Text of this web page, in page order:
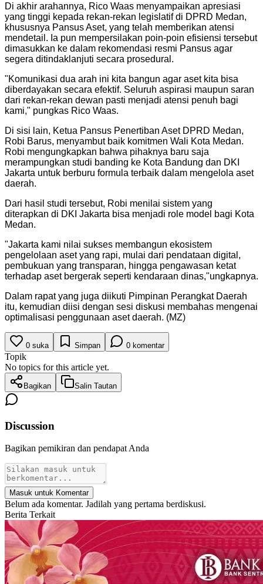
​Di akhir arahannya, Rico Waas menyampaikan apresiasi
yang tinggi kepada rekan-rekan legislatif di DPRD Medan,
khususnya Pansus Aset, yang telah memberikan atensi
mendetail. Ia pun mempersilakan poin-poin efisiensi tersebut
dimasukkan ke dalam rekomendasi resmi Pansus agar
segera ditindaklanjuti secara prosedural.
​"Komunikasi dua arah ini kita bangun agar aset kita bisa
diberdayakan secara efektif. Seluruh aspirasi maupun saran
dari rekan-rekan dewan pasti menjadi atensi penuh bagi
kami," pungkas Rico Waas.
Di sisi lain, Ketua Pansus Penertiban Aset DPRD Medan,
Robi Barus, menyambut baik komitmen Wali Kota Medan.
Robi mengungkapkan bahwa pihaknya baru saja
merampungkan studi banding ke Kota Bandung dan DKI
Jakarta untuk berburu formula terbaik dalam mengelola aset
daerah.
​Dari hasil studi tersebut, Robi menilai sistem yang
diterapkan di DKI Jakarta bisa menjadi role model bagi Kota
Medan.
"Jakarta kami nilai sukses membangun ekosistem
pengelolaan aset yang rapi, mulai dari pendataan digital,
pembukuan yang transparan, hingga pengawasan ketat
terhadap aset bergerak seperti kendaraan dinas,"ungkapnya.
Dalam rapat yang juga diikuti Pimpinan Perangkat Daerah
itu, kemudian diisi dengan sesi diskusi membahas mengenai
optimalisasi penggunaan aset daerah. (MZ)
0 suka Simpan 0 komentar
Topik
No topics for this article yet.
Bagikan Salin Tautan
Discussion
Bagikan pemikiran dan pendapat Anda
Masuk untuk Komentar
Belum ada komentar. Jadilah yang pertama berdiskusi.
Berita Terkait